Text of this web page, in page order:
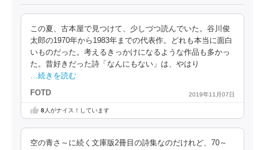
この夏、古本屋で見つけて、少しづつ読んでいた。谷川俊
太郎の1970年から1983年までの代表作。どれも本当に面白
いものだった。考えるきっかけになるような作品も多かっ
た。昔好きだった詩「なんにもない」は、やはり
…続きを読む
FOTD 2019年11月07日
8人がナイス！しています
空の青さ～に続く文庫版2冊目の詩集なのだけれど、70～